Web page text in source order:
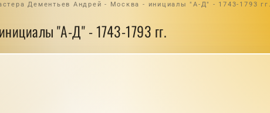
Дементьев Андрей - Москва - инициалы "А-Д" - 1743-1793
"А-Д" - 1743-1793 гг.